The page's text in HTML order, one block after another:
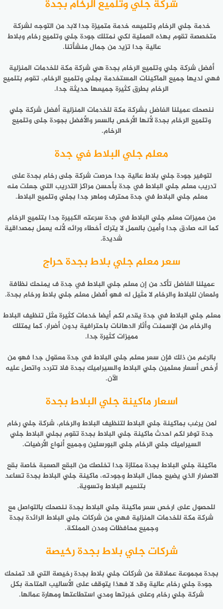
شركة جلي وتلميع الرخام بجدة
خدمة جلي الرخام وتلميعه خدمة متميزة جدا لابد من التوجه لشركة
متخصصة تقوم بهذه العملية لكي نمتلك جودة جلي وتلميع رخام وبلاط
عالية جدا تزيد من جمال منشأتنا.
أفضل شركة جلي وتلميع الرخام بجدة هي شركة مكة للخدمات المنزلية
فهي لديها جميع الماكينات المستخدمة بجلي وتلميع الرخام، تقوم بتلميع
الرخام بطرق كثيرة جميعها حديثة جدا.
ننصحك عميلنا الفاضل بشركة مكة للخدمات المنزلية أفضل شركة جلي
وتلميع الرخام بجدة لأنها الأرخص بالسعر والأفضل بجودة جلى وتلميع
الرخام.
معلم جلي البلاط في جدة
لتوفير جودة جلي بلاط عالية جدا حرصت شركة جلى رخام بجدة على
تدريب معلم جلي البلاط في جدة بأحسن مراكز التدريب التي جعلت منه
معلم جلي البلاط في جدة محترف وماهر جدا بجلي وتلميع البلاط.
من مميزات معلم جلي البلاط في جدة سرعته الكبيرة جدا بتلميع الرخام
كما انه صادق جدا وأمين بالعمل لا يترك أخطاء ورائه لأنه يعمل بمصداقية
شديدة.
سعر معلم جلي بلاط بجدة حراج
عميلنا الفاضل تأكد من إن معلم جلي البلاط في جدة ف يمنحك نظافة
ولمعان للبلاط والرخام لا مثيل له فهو أفضل معلم جلي بلاط ورخام بجدة.
معلم جلي البلاط في جدة يقدم لكم أيضا خدمات كثيرة مثل تنظيف البلاط
والرخام من الإسمنت وأثار الدهانات باحترافية بدون أضرار، كما يمتلك
مميزات كثيرة جدا.
بالرغم من ذلك فإن سعر معلم جلي البلاط في جدة معقول جدا فهو من
أرخص أسعار معلمين جلي البلاط والسيراميك بجدة فلا تتردد واتصل عليه
الآن.
اسعار ماكينة جلي البلاط بجدة
لمن يرغب بماكينة جلي البلاط لتنظيف البلاط والرخام، شركة جلي رخام
جدة توفر لكم احدث ماكينة جلي البلاط بجدة تقوم بجلي البلاط جلي
السيراميك جلي الرخام جلي البورسلين وجميع أنواع الأرضيات.
ماكينة جلي البلاط بجدة ممتازة جدا تخلصك من البقع الصعبة خاصة بقع
الاصفرار الذي يضيع جمال البلاط وجودته، ماكينة جلي البلاط بجدة تساعد
بتنعيم البلاط وتسوية.
للحصول على ارخص سعر ماكينة جلي البلاط بجدة ننصحك بالتواصل مع
شركة مكة للخدمات المنزلية فهي من شركات جلي البلاط الرائدة بجدة
وجميع محافظات ومدن المملكة.
شركات جلي بلاط بجدة رخيصة
بجدة مجموعة عملاقة من شركات جلي بلاط بجدة رخيصة التي قد تمنحك
جودة جلي رخام عالية وقد لا فهذا يتوقف على الأساليب المتاحة بكل
شركة جلي رخام وعلى خبرتها ومدي استطاعتها ومهارة عمالها.